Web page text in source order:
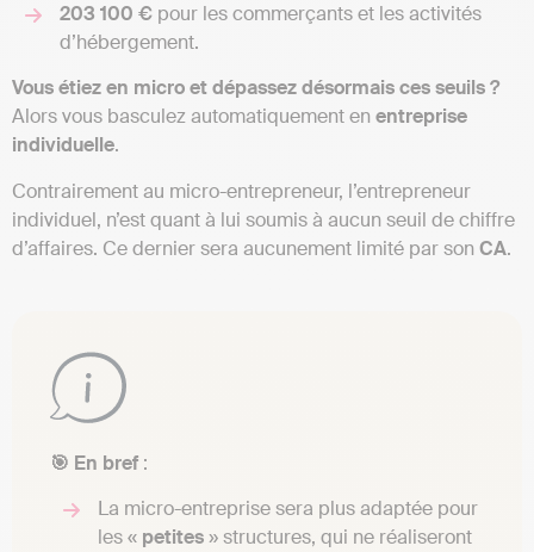
203 100 € pour les commerçants et les activités
d’hébergement.
Vous étiez en micro et dépassez désormais ces seuils ?
Alors vous basculez automatiquement en entreprise
individuelle.
Contrairement au micro-entrepreneur, l’entrepreneur
individuel, n’est quant à lui soumis à aucun seuil de chiffre
d’affaires. Ce dernier sera aucunement limité par son CA.
🎯 En bref :
La micro-entreprise sera plus adaptée pour
les « petites» structures, qui ne réaliseront